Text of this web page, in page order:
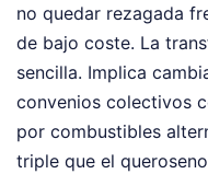
no quedar rezagada
de bajo coste. La
sencilla. Implica
convenios colectivos
por combustibles
triple que el